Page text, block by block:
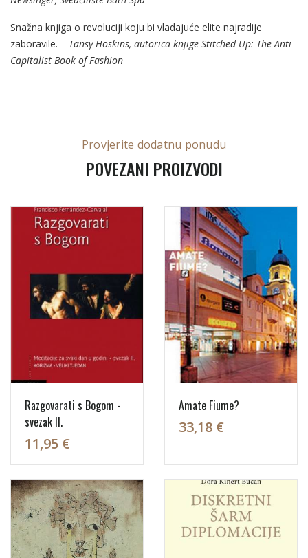
Snažna knjiga o revoluciji koju bi vladajuće elite najradije
zaboravile. – Tansy Hoskins, autorica knjige Stitched Up: The Anti-
Capitalist Book of Fashion
Provjerite dodatnu ponudu
POVEZANI PROIZVODI
Razgovarati s Bogom -
svezak II.
11,95 €
Amate Fiume?
33,18 €